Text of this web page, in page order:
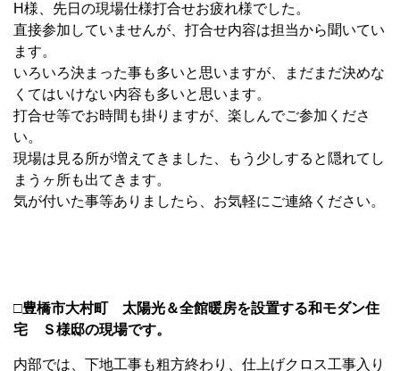
H様、先日の現場仕様打合せお疲れ様でした。
直接参加していませんが、打合せ内容は担当から聞いてい
ます。
いろいろ決まった事も多いと思いますが、まだまだ決めな
くてはいけない内容も多いと思います。
打合せ等でお時間も掛りますが、楽しんでご参加くださ
い。
現場は見る所が増えてきました、もう少しすると隠れてし
まうヶ所も出てきます。
気が付いた事等ありましたら、お気軽にご連絡ください。
□豊橋市大村町 太陽光＆全館暖房を設置する和モダン住
宅 Ｓ様邸の現場です。
内部では、下地工事も粗方終わり、仕上げクロス工事入り